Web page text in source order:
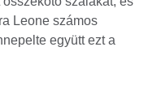
Leone számos
együtt ezt a